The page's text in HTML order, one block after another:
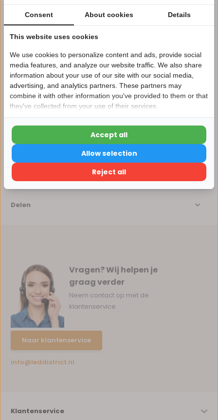
Voor 14:00 uur besteld, dezelfde dag verzonden*
Eigen magazijn en servicebalie
1 tot 10 jaar garantie op verlichting
Afhalen in ons magazijn direct mogelijk
Vergelijk
Productomschrijving
Specificaties
Reviews
Delen
Vragen? Wij helpen je
graag verder
Neem contact op met de
klantenservice
Naar klantenservice
info@leddistrict.nl
Klantenservice
Nu 15% korting
15korting
15% korting
Verder winkelen
Consent About cookies Details
This website uses cookies
We use cookies to personalize content and ads, provide social
media features, and analyze our website traffic. We also share
information about your use of our site with our social media,
advertising, and analytics partners. These partners may
combine it with other information you've provided to them or that
they've collected from your use of their services.
Reject all
Allow selection
Accept all